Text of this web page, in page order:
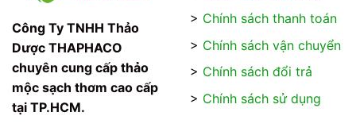
Các
tùy
chọn
có
thể
được
Các
tùy
có
được
Công Ty TNHH Thảo
Dược THAPHACO
chuyên cung cấp thảo
mộc sạch thơm cao cấp
tại TP.HCM.
> Chính sách thanh toán
> Chính sách vận chuyển
> Chính sách đổi trả
> Chính sách sử dụng